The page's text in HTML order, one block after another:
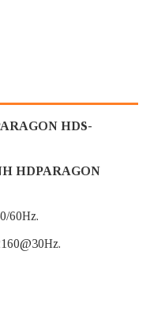
HDS-
HDPARAGON
60Hz.